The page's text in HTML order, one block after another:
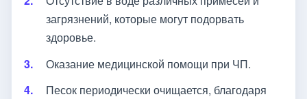
загрязнений, которые могут подорвать
здоровье.
Оказание медицинской помощи при ЧП.
Песок периодически очищается, благодаря